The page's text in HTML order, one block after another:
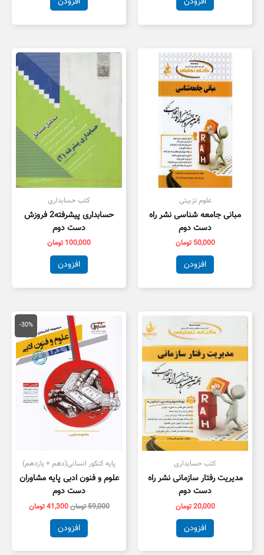
علوم تزبیتی
مبانی جامعه شناسی نشر راه
دست دوم
50,000 تومان
افزودن
کتب حسابداری
حسابداری پیشرفته2 فروزش
دست دوم
100,000 تومان
افزودن
کتب حسابداری
مدیریت رفتار سازمانی نشر راه
دست دوم
20,000تومان
افزودن
-30%
پایه کنکور انسانی(دهم + یازدهم)
علوم و فنون ادبی پایه مشاوران
دست دوم
59,000تومان
قیمت
اصلی
59,000 تومان
بود.
41,300تومان
قیمت
فعلی
است.
افزودن